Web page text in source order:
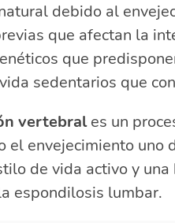
debido al
que afectan la
que
sedentarios que
vertebrales un
el envejecimiento uno
de vida activo y
espondilosis lumbar.